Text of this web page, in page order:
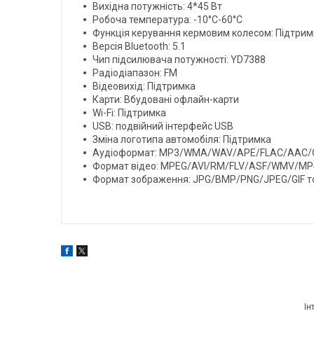
Вихідна потужність: 4*45 Вт
Робоча температура: -10°C-60°C
Функція керування кермовим колесом:
Версія Bluetooth: 5.1
Чип підсилювача потужності: YD7388
Радіодіапазон: FM
Відеовихід: Підтримка
Карти: Вбудовані офлайн-карти
Wi-Fi: Підтримка
USB: подвійний інтерфейс USB
Зміна логотипа автомобіля: Підтримка
Аудіоформат: MP3/WMA/WAV/APE/FLAC/AAC/
Формат відео: MPEG/AVI/RM/FLV/ASF/WMV/
Формат зображення: JPG/BMP/PNG/JPEG/GIF